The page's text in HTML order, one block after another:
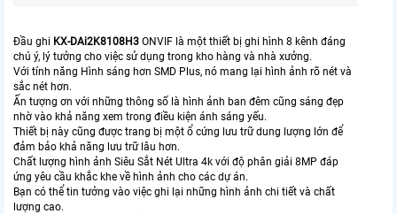
Đầu ghi KX-DAi2K8108H3 ONVIF là một thiết bị ghi hình 8 kênh đáng
chú ý, lý tưởng cho việc sử dụng trong kho hàng và nhà xưởng.
Với tính năng Hình sáng hơn SMD Plus, nó mang lại hình ảnh rõ nét và
sắc nét hơn.
Ấn tượng ơn với những thông số là hình ảnh ban đêm cũng sáng đẹp
nhờ vào khả năng xem trong điều kiện ánh sáng yếu.
Thiết bị này cũng được trang bị một ổ cứng lưu trữ dung lượng lớn để
đảm bảo khả năng lưu trữ lâu hơn.
Chất lượng hình ảnh Siêu Sắt Nét Ultra 4k với độ phân giải 8MP đáp
ứng yêu cầu khắc khe về hình ảnh cho các dự án.
Bạn có thể tin tưởng vào việc ghi lại những hình ảnh chi tiết và chất
lượng cao.